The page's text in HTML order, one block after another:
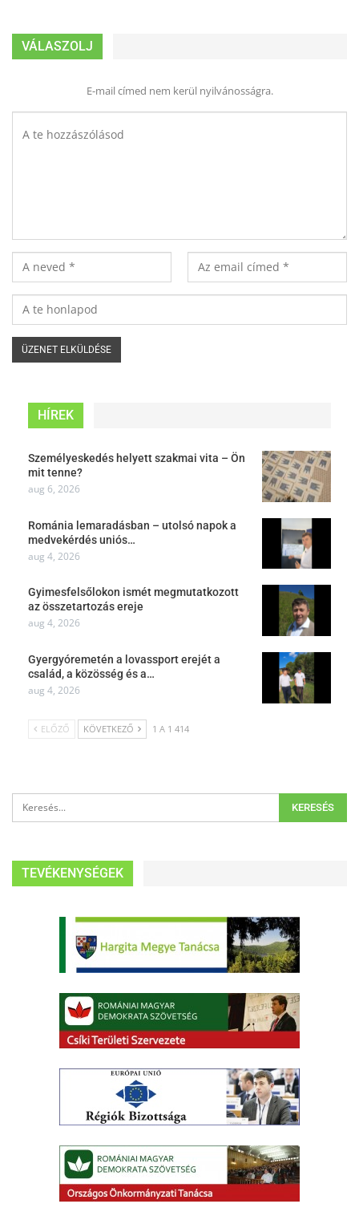
VÁLASZOLJ
E-mail címed nem kerül nyilvánosságra.
HÍREK
Személyeskedés helyett szakmai vita – Ön
mit tenne?
aug 6, 2026
Románia lemaradásban – utolsó napok a
medvekérdés uniós…
aug 4, 2026
Gyimesfelsőlokon ismét megmutatkozott
az összetartozás ereje
aug 4, 2026
Gyergyóremetén a lovassport erejét a
család, a közösség és a…
aug 4, 2026
ELŐZŐ KÖVETKEZŐ 1 A 1 414
TEVÉKENYSÉGEK